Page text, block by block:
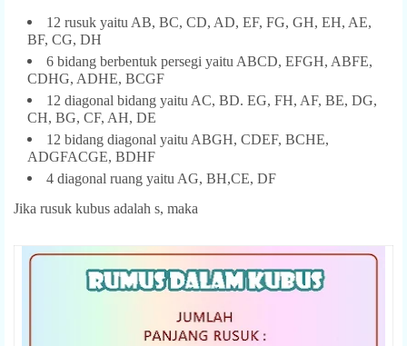
12 rusuk yaitu AB, BC, CD, AD, EF, FG, GH, EH, AE,
BF, CG, DH
6 bidang berbentuk persegi yaitu ABCD, EFGH, ABFE,
CDHG, ADHE, BCGF
12 diagonal bidang yaitu AC, BD. EG, FH, AF, BE, DG,
CH, BG, CF, AH, DE
12 bidang diagonal yaitu ABGH, CDEF, BCHE,
ADGFACGE, BDHF
4 diagonal ruang yaitu AG, BH,CE, DF
Jika rusuk kubus adalah s, maka